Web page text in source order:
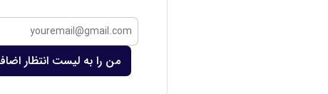
من را به لیست انتظار